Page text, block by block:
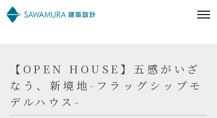
私たちの家づくり
【OPEN HOUSE】五感がいざ
なう、新境地-フラッグシップモ
デルハウス-